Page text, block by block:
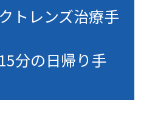
トレンズ治療手
分の日帰り手